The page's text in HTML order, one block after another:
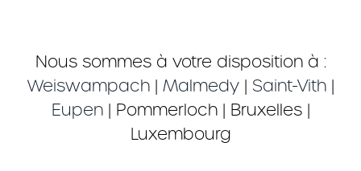
Nous sommes à votre disposition à :
Weiswampach| Malmedy| Saint-Vith|
Eupen| Pommerloch | Bruxelles |
Luxembourg